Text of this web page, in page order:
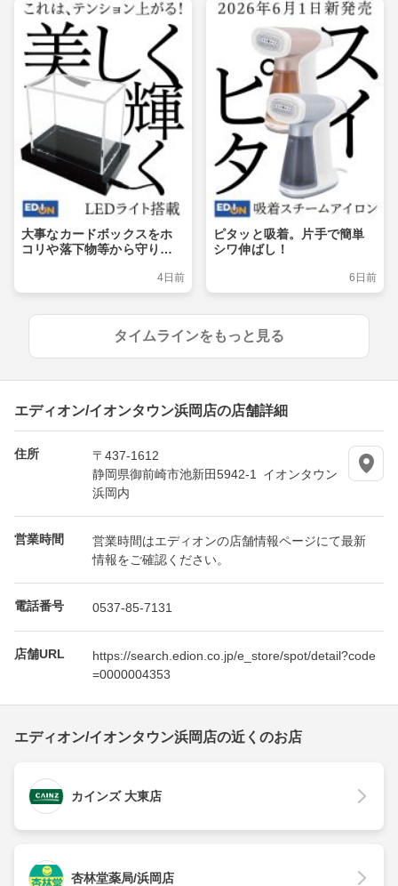
大事なカードボックスをホ
コリや落下物等から守りつ
4日前
ピタッと吸着。片手で簡単
シワ伸ばし！
6日前
タイムラインをもっと見る
エディオン/イオンタウン浜岡店の店舗詳細
住所
〒437-1612
静岡県御前崎市池新田5942-1 イオンタウン
浜岡内
営業時間
営業時間はエディオンの店舗情報ページにて最新
情報をご確認ください。
電話番号 0537-85-7131
店舗URL
https://search.edion.co.jp/e_store/spot/detail?code
=0000004353
エディオン/イオンタウン浜岡店の近くのお店
カインズ 大東店
杏林堂薬局/浜岡店